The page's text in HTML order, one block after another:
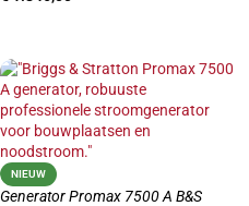
NIEUW
Generator Promax 7500 A B&S